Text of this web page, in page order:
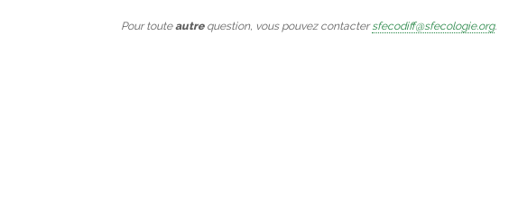
Pour touteautrequestion, vous pouvez contactersfecodiff@sfecologie.org.